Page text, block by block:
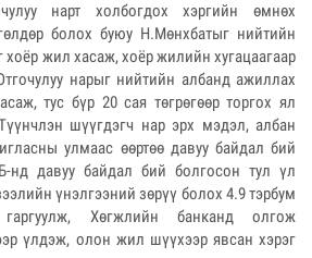
нарт холбогдох хэргийн өмнөх
болох буюу Н.Мөнхбатыг нийтийн
жил хасаж, хоёр жилийн хугацаагаар
нарыг нийтийн албанд ажиллах
тус бүр 20 сая төгрөгөөр торгох ял
шүүгдэгч нар эрх мэдэл, албан
улмаас өөртөө давуу байдал бий
нд давуу байдал бий болгосон тул үл
үнэлгээний зөрүү болох 4.9 тэрбум
гаргуулж, Хөгжлийн банканд олгож
үлдэж, олон жил шүүхээр явсан хэрэг